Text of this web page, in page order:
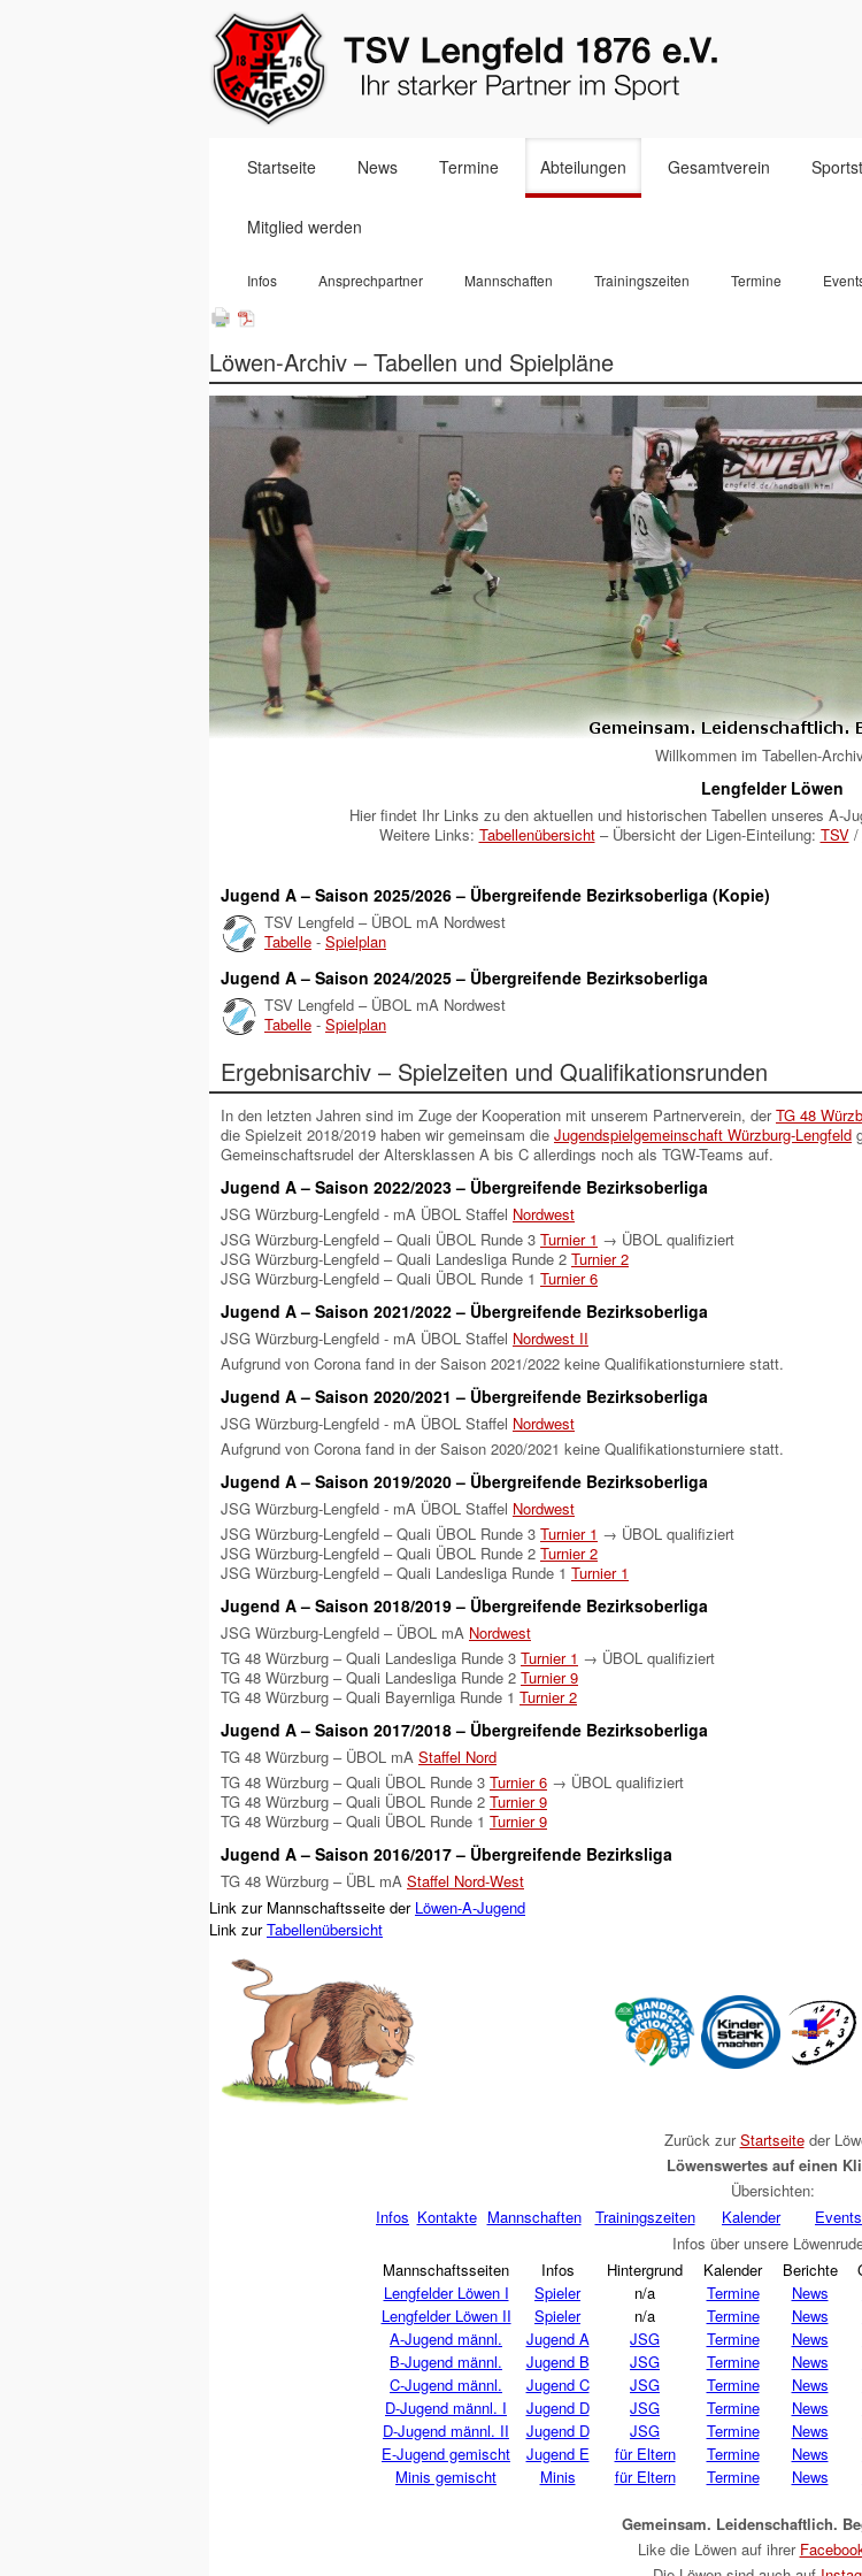
überspringen
Startseite News Termine Abteilungen Gesamtverein
Mitglied werden
überspringen
Infos Ansprechpartner Mannschaften Trainingszeiten Termine
Löwen-Archiv – Tabellen und Spielpläne
Willkommen im Tabellen-
Lengfelder Löwen
Hier findet Ihr Links zu den aktuellen und historischen Tabellen unseres A-
Weitere Links: Tabellenübersicht– Übersicht der Ligen-Einteilung: TSV/
Jugend A – Saison 2025/2026 – Übergreifende Bezirksoberliga (Kopie)
TSV Lengfeld – ÜBOL mA Nordwest
Tabelle - Spielplan
Jugend A – Saison 2024/2025 – Übergreifende Bezirksoberliga
TSV Lengfeld – ÜBOL mA Nordwest
Tabelle - Spielplan
Ergebnisarchiv – Spielzeiten und Qualifikationsrunden
In den letzten Jahren sind im Zuge der Kooperation mit unserem Partnerverein, derTG 48
die Spielzeit 2018/2019 haben wir gemeinsam die Jugendspielgemeinschaft Würzburg-Lengfeld
Gemeinschaftsrudel der Altersklassen A bis C allerdings noch als TGW-Teams auf.
Jugend A – Saison 2022/2023 – Übergreifende Bezirksoberliga
JSG Würzburg-Lengfeld - mA ÜBOL Staffel Nordwest
JSG Würzburg-Lengfeld – Quali ÜBOL Runde 3 Turnier 1 → ÜBOL qualifiziert
JSG Würzburg-Lengfeld – Quali Landesliga Runde 2 Turnier 2
JSG Würzburg-Lengfeld – Quali ÜBOL Runde 1 Turnier 6
Jugend A – Saison 2021/2022 – Übergreifende Bezirksoberliga
JSG Würzburg-Lengfeld - mA ÜBOL Staffel Nordwest II
Aufgrund von Corona fand in der Saison 2021/2022 keine Qualifikationsturniere statt.
Jugend A – Saison 2020/2021 – Übergreifende Bezirksoberliga
JSG Würzburg-Lengfeld - mA ÜBOL Staffel Nordwest
Aufgrund von Corona fand in der Saison 2020/2021 keine Qualifikationsturniere statt.
Jugend A – Saison 2019/2020 – Übergreifende Bezirksoberliga
JSG Würzburg-Lengfeld - mA ÜBOL Staffel Nordwest
JSG Würzburg-Lengfeld – Quali ÜBOL Runde 3 Turnier 1 → ÜBOL qualifiziert
JSG Würzburg-Lengfeld – Quali ÜBOL Runde 2 Turnier 2
JSG Würzburg-Lengfeld – Quali Landesliga Runde 1 Turnier 1
Jugend A – Saison 2018/2019 – Übergreifende Bezirksoberliga
JSG Würzburg-Lengfeld – ÜBOL mA Nordwest
TG 48 Würzburg – Quali Landesliga Runde 3 Turnier 1 → ÜBOL qualifiziert
TG 48 Würzburg – Quali Landesliga Runde 2 Turnier 9
TG 48 Würzburg – Quali Bayernliga Runde 1 Turnier 2
Jugend A – Saison 2017/2018 – Übergreifende Bezirksoberliga
TG 48 Würzburg – ÜBOL mA Staffel Nord
TG 48 Würzburg – Quali ÜBOL Runde 3 Turnier 6 → ÜBOL qualifiziert
TG 48 Würzburg – Quali ÜBOL Runde 2 Turnier 9
TG 48 Würzburg – Quali ÜBOL Runde 1 Turnier 9
Jugend A – Saison 2016/2017 – Übergreifende Bezirksliga
TG 48 Würzburg – ÜBL mA Staffel Nord-West
Link zur Mannschaftsseite der Löwen-A-Jugend
Link zurTabellenübersicht
Zurück zurStartseiteder
Löwenswertes auf einen
Übersichten:
Infos Kontakte Mannschaften Trainingszeiten Kalender Events
Infos über unsere
Mannschaftsseiten
Infos Hintergrund Kalender Berichte
Lengfelder Löwen I
Spieler n/a Termine News
Lengfelder Löwen II
Spieler n/a Termine News
A-Jugend männl.
Jugend A JSG Termine News
B-Jugend männl.
Jugend B JSG Termine News
C-Jugend männl.
Jugend C JSG Termine News
D-Jugend männl. I
Jugend D JSG Termine News
D-Jugend männl. II
Jugend D JSG Termine News
E-Jugend gemischt
Jugend E für Eltern Termine News
Minis gemischt
Minis für Eltern Termine News
Gemeinsam. Leidenschaftlich.
Like die Löwen auf ihrer